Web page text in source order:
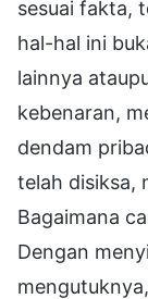
sesuai fakta,
hal-hal ini
lainnya
kebenaran,
dendam
telah disiksa,
Bagaimana
Dengan